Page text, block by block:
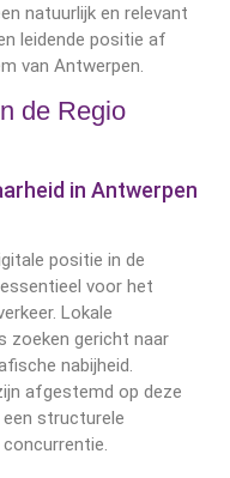
natuurlijk en relevant
leidende positie af
van Antwerpen.
de Regio
in Antwerpen
positie in de
voor het
Lokale
zoeken gericht naar
nabijheid.
afgestemd op deze
structurele